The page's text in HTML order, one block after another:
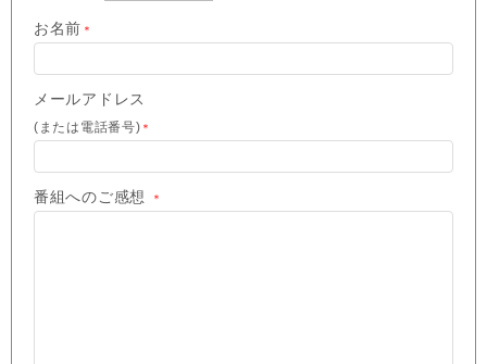
お名前 ＊
メールアドレス
(または電話番号) ＊
番組へのご感想 ＊